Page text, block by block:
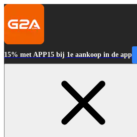
15% met APP15 bij 1e aankoop in de app